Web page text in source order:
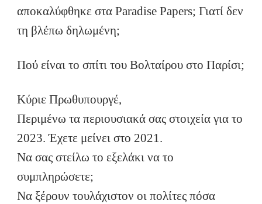
αποκαλύφθηκε στα Paradise Papers; Γιατί δεν
τη βλέπω δηλωμένη;
Πού είναι το σπίτι του Βολταίρου στο Παρίσι;
Κύριε Πρωθυπουργέ,
Περιμένω τα περιουσιακά σας στοιχεία για το
2023. Έχετε μείνει στο 2021.
Να σας στείλω το εξελάκι να το
συμπληρώσετε;
Να ξέρουν τουλάχιστον οι πολίτες πόσα